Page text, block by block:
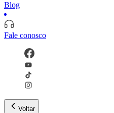
Blog
Fale conosco
Voltar